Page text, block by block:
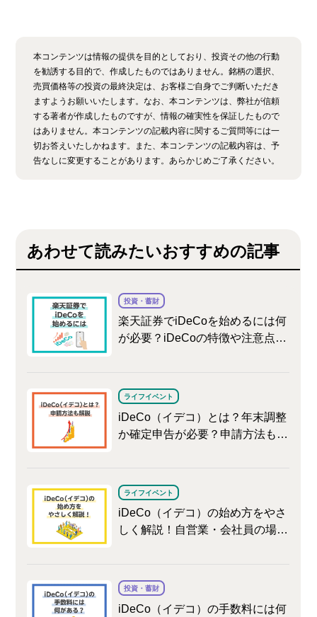
本コンテンツは情報の提供を目的としており、投資その他の行動
を勧誘する目的で、作成したものではありません。銘柄の選択、
売買価格等の投資の最終決定は、お客様ご自身でご判断いただき
ますようお願いいたします。なお、本コンテンツは、弊社が信頼
する著者が作成したものですが、情報の確実性を保証したもので
はありません。本コンテンツの記載内容に関するご質問等には一
切お答えいたしかねます。また、本コンテンツの記載内容は、予
告なしに変更することがあります。あらかじめご了承ください。
あわせて読みたいおすすめの記事
投資・蓄財
楽天証券でiDeCoを始めるには何
が必要？iDeCoの特徴や注意点な
ライフイベント
iDeCo（イデコ）とは？年末調整
か確定申告が必要？申請方法も解
ライフイベント
iDeCo（イデコ）の始め方をやさ
しく解説！自営業・会社員の場合
投資・蓄財
iDeCo（イデコ）の手数料には何